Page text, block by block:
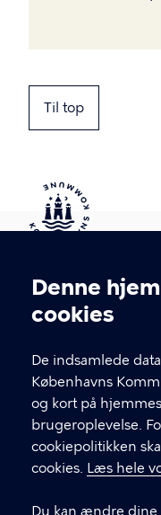
Denne
cookies
De indsamlede
Københavns
og kort på
brugeroplevelse.
cookiepolitikken
cookies. Læs hele
Du kan ændre dine
Til top
Kontakt
T
fFind andre
CVR-nummer
GENVEJE